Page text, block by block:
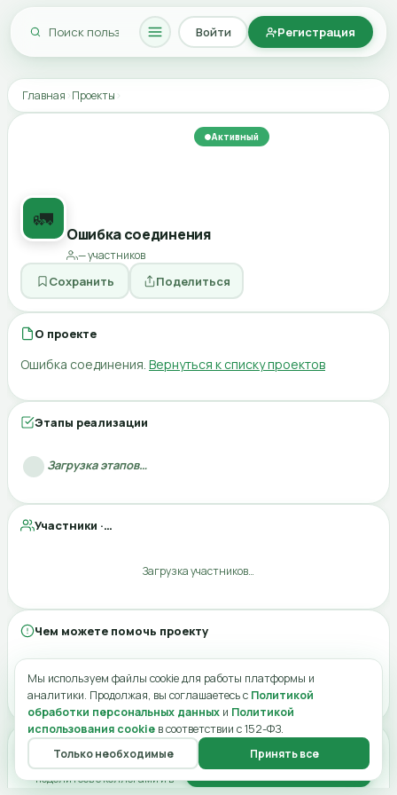
Войти Регистрация
Главная ›Проекты ›
Активный
🚛
Ошибка соединения
— участников
Сохранить Поделиться
О проекте
Ошибка соединения. Вернуться к списку проектов
Этапы реализации
Загрузка этапов…
Участники ·…
Загрузка участников…
Чем можете помочь проекту
Загрузка потребностей…
Поделитесь проектом
Помогите найти нужных людей
— поделитесь с коллегами и в
Поделиться проектом
Моя страница
Вы откликаетесь на нужду проекта
Алматы»
Ваша роль / что можете предложить
Сопроводительное сообщение
Контакт для связи
Мы используем файлы cookie для работы платформы и
аналитики. Продолжая, вы соглашаетесь с Политикой
обработки персональных данных и Политикой
использования cookie в соответствии с 152-ФЗ.
Только необходимые
Принять все
Главная Меню О нас Чат